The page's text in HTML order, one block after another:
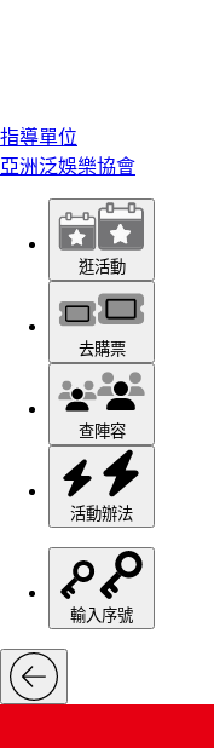
指導單位
亞洲泛娛樂協會
逛活動
去購票
查陣容
活動辦法
輸入序號